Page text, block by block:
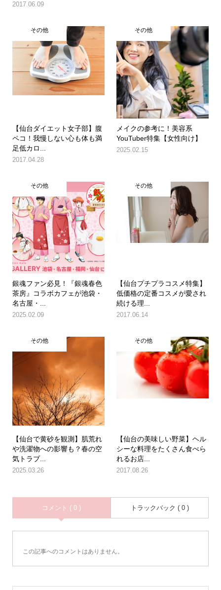
2017.06.09
その他
【仙台ダイエット女子部】腹
ペコ！我慢しない心も体も満
足低カロ...
2017.04.28
その他
メイクの参考に！美容系
YouTuber特集【女性向け】
2025.02.15
その他
銀魂ファン必見！『銀魂春色
茶房』コラボカフェが池袋・
名古屋・...
2025.02.09
その他
【仙台プチプラコスメ特集】
低価格の定番コスメが愛され
続ける理...
2017.06.14
その他
【仙台で黄砂を観測】肌荒れ
や洗濯物への影響も？春の空
気トラブ...
2025.03.26
その他
【仙台の美味しい野菜】ヘル
シーな料理をたくさん食べら
れるお店...
2017.08.26
コメント ( 0 ) トラックバック ( 0 )
この記事へのコメントはありません。